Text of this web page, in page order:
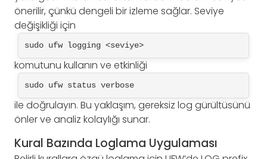
önerilir, çünkü dengeli bir izleme sağlar. Seviye
değişikliği için
sudo ufw logging <seviye>
komutunu kullanın ve etkinliği
sudo ufw status verbose
ile doğrulayın. Bu yaklaşım, gereksiz log gürültüsünü
önler ve analiz kolaylığı sunar.
Kural Bazında Loglama Uygulaması